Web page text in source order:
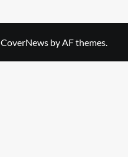
CoverNewsby AF themes.